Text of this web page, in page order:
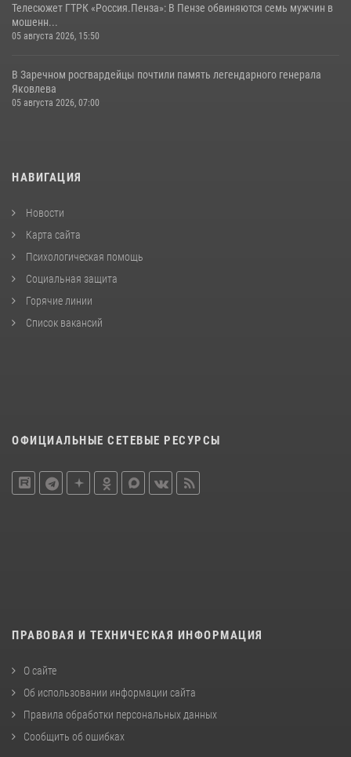
Телесюжет ГТРК «Россия.Пенза»: В Пензе обвиняются семь мужчин в
мошенн...
05 августа 2026, 15:50
В Заречном росгвардейцы почтили память легендарного генерала
Яковлева
05 августа 2026, 07:00
НАВИГАЦИЯ
Новости
Карта сайта
Психологическая помощь
Социальная защита
Горячие линии
Список вакансий
ОФИЦИАЛЬНЫЕ СЕТЕВЫЕ РЕСУРСЫ
ПРАВОВАЯ И ТЕХНИЧЕСКАЯ ИНФОРМАЦИЯ
О сайте
Об использовании информации сайта
Правила обработки персональных данных
Сообщить об ошибках